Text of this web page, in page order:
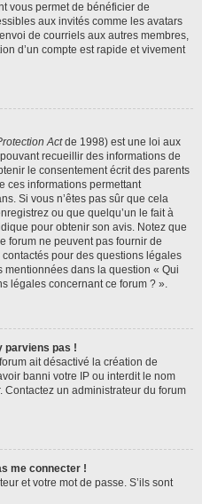
vous permet de bénéficier de
aux invités comme les avatars
de courriels aux autres membres,
d’un compte est rapide et vivement
Actde 1998) est une loi aux
recueillir des informations de
le consentement écrit des parents
ces informations permettant
Si vous n’êtes pas sûr que cela
ou que quelqu’un le fait à
pour obtenir son avis. Notez que
forum ne peuvent pas fournir de
pour des questions légales
mentionnées dans la question « Qui
légales concernant ce forum ? ».
parviens pas !
ait désactivé la création de
banni votre IP ou interdit le nom
Contactez un administrateur du forum
me connecter !
et votre mot de passe. S’ils sont